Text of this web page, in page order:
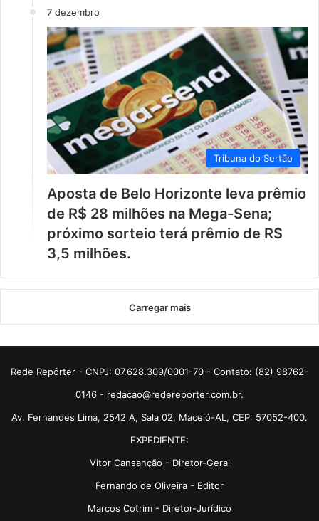
7 dezembro
Tribuna do Sertão
Aposta de Belo Horizonte leva prêmio
de R$ 28 milhões na Mega-Sena;
próximo sorteio terá prêmio de R$
3,5 milhões.
Carregar mais
Rede Repórter - CNPJ: 07.628.309/0001-70 - Contato: (82) 98762-
0146 - redacao@redereporter.com.br.
Av. Fernandes Lima, 2542 A, Sala 02, Maceió-AL, CEP: 57052-400.
EXPEDIENTE:
Vitor Cansanção - Diretor-Geral
Fernando de Oliveira - Editor
Marcos Cotrim - Diretor-Jurídico